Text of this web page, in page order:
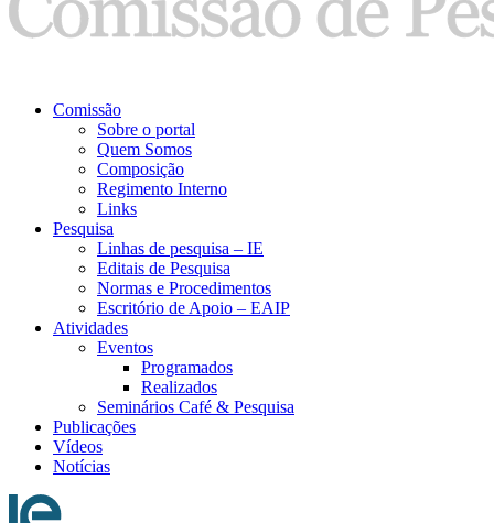
Comissão
Sobre o portal
Quem Somos
Composição
Regimento Interno
Links
Pesquisa
Linhas de pesquisa – IE
Editais de Pesquisa
Normas e Procedimentos
Escritório de Apoio – EAIP
Atividades
Eventos
Programados
Realizados
Seminários Café & Pesquisa
Publicações
Vídeos
Notícias